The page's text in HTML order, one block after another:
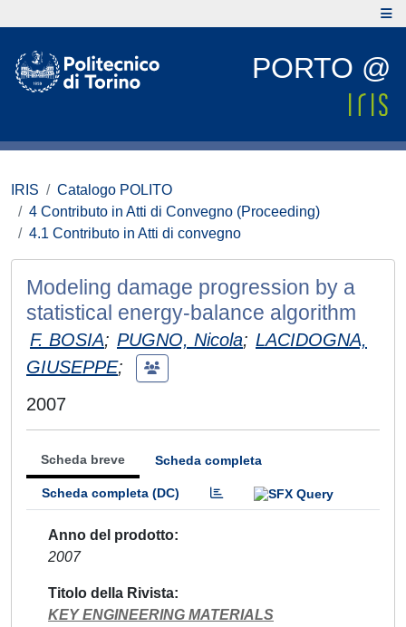
PORTO @
IRIS
Catalogo POLITO
4 Contributo in Atti di Convegno (Proceeding)
4.1 Contributo in Atti di convegno
Modeling damage progression by a
statistical energy-balance algorithm
F. BOSIA; PUGNO, Nicola; LACIDOGNA,
GIUSEPPE;
2007
Scheda breve Scheda completa
Scheda completa (DC)
Anno del prodotto
2007
Titolo della Rivista
KEY ENGINEERING MATERIALS